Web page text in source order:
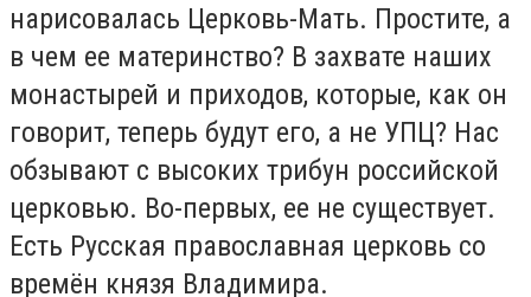
нарисовалась Церковь-Мать. Простите, а
в чем ее материнство? В захвате наших
монастырей и приходов, которые, как он
говорит, теперь будут его, а не УПЦ? Нас
обзывают с высоких трибун российской
церковью. Во-первых, ее не существует.
Есть Русская православная церковь со
времён князя Владимира.